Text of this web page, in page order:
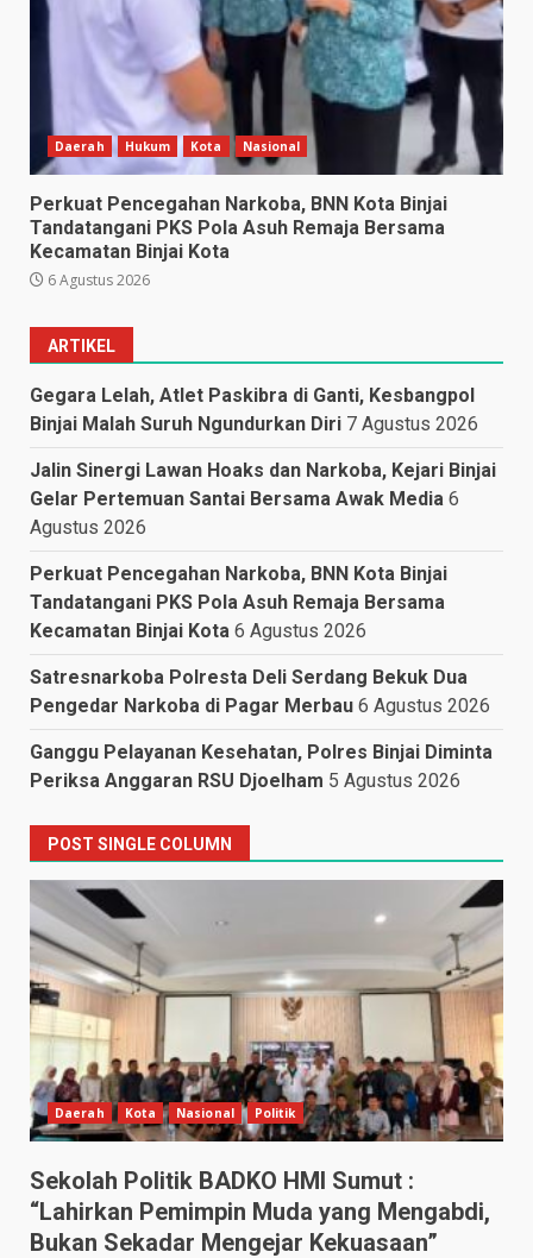
Daerah Hukum Kota Nasional
Perkuat Pencegahan Narkoba, BNN Kota Binjai
Tandatangani PKS Pola Asuh Remaja Bersama
Kecamatan Binjai Kota
6 Agustus 2026
ARTIKEL
Gegara Lelah, Atlet Paskibra di Ganti, Kesbangpol
Binjai Malah Suruh Ngundurkan Diri 7 Agustus 2026
Jalin Sinergi Lawan Hoaks dan Narkoba, Kejari Binjai
Gelar Pertemuan Santai Bersama Awak Media 6
Agustus 2026
Perkuat Pencegahan Narkoba, BNN Kota Binjai
Tandatangani PKS Pola Asuh Remaja Bersama
Kecamatan Binjai Kota 6 Agustus 2026
Satresnarkoba Polresta Deli Serdang Bekuk Dua
Pengedar Narkoba di Pagar Merbau 6 Agustus 2026
Ganggu Pelayanan Kesehatan, Polres Binjai Diminta
Periksa Anggaran RSU Djoelham 5 Agustus 2026
POST SINGLE COLUMN
Daerah Kota Nasional Politik
Sekolah Politik BADKO HMI Sumut :
“Lahirkan Pemimpin Muda yang Mengabdi,
Bukan Sekadar Mengejar Kekuasaan”